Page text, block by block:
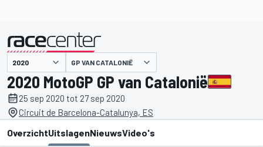
gepresenteerd door GP VAN CATALONIË
2020 MotoGP GP van Catalonië
25 sep 2020 tot 27 sep 2020
Circuit de Barcelona-Catalunya, ES
OverzichtUitslagenNieuwsVideo's